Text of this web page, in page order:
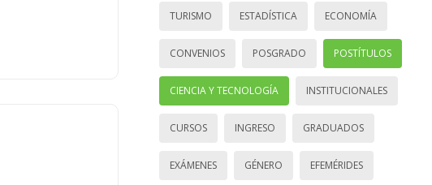
TURISMO ESTADÍSTICA ECONOMÍA
CONVENIOS POSGRADO POSTÍTULOS
CIENCIA Y TECNOLOGÍA INSTITUCIONALES
CURSOS INGRESO GRADUADOS
EXÁMENES GÉNERO EFEMÉRIDES